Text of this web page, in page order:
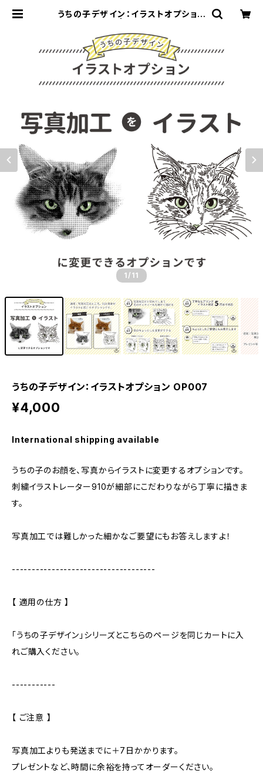
うちの子デザイン：イラストオプション
1 /11
うちの子デザイン：イラストオプション OP007
¥4,000
International shipping available
うちの子のお顔を、写真からイラストに変更するオプションです。
刺繍イラストレーター910が細部にこだわりながら丁寧に描きま
す。
写真加工では難しかった細かなご要望にもお答えしますよ！
------------------------------------
【 適用の仕方 】
「うちの子デザイン」シリーズとこちらのページを同じカートに入
れご購入ください。
-----------
【 ご注意 】
写真加工よりも発送までに＋7日かかります。
プレゼントなど、時間に余裕を持ってオーダーください。